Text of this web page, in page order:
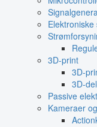
3D-print
3D-
3D-
Passive
Kameraer